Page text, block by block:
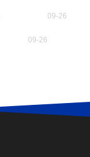
09-26
09-26